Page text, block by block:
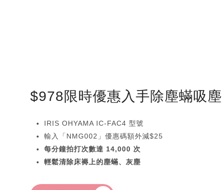
$978限時優惠入手除塵蟎吸
IRIS OHYAMA IC-FAC4 型號
輸入「NMG002」優惠碼額外減$25
每分鐘拍打次數達 14,000 次
輕鬆清除床褥上的塵蟎、灰塵